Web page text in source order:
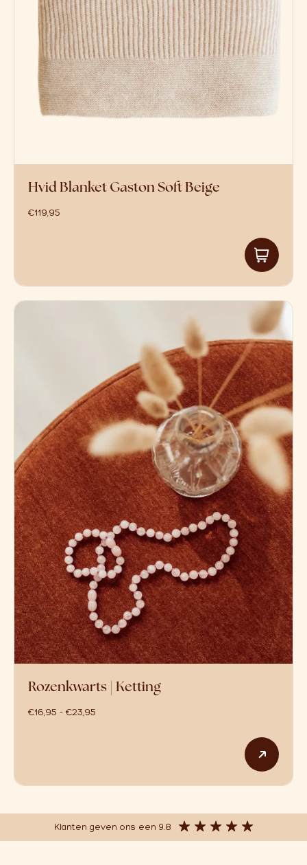
Hvid Blanket Gaston Soft Beige
€119,95
Rozenkwarts | Ketting
€16,95 - €23,95
Dit
Klanten geven ons een 9.8